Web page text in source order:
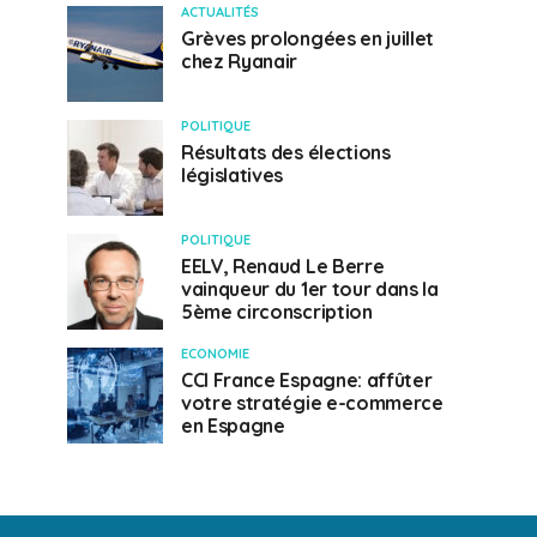
ACTUALITÉS
Grèves prolongées en juillet
chez Ryanair
POLITIQUE
Résultats des élections
législatives
POLITIQUE
EELV, Renaud Le Berre
vainqueur du 1er tour dans la
5ème circonscription
ECONOMIE
CCI France Espagne: affûter
votre stratégie e-commerce
en Espagne